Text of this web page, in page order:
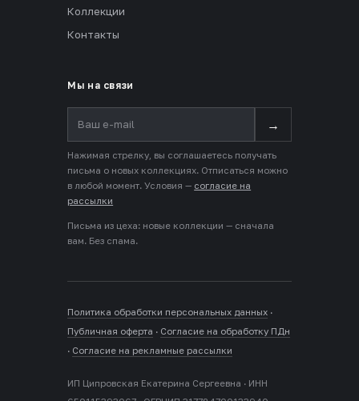
Коллекции
Контакты
Мы на связи
→
Нажимая стрелку, вы соглашаетесь получать
письма о новых коллекциях. Отписаться можно
в любой момент. Условия — согласие на
рассылки
Письма из цеха: новые коллекции — сначала
вам. Без спама.
Политика обработки персональных данных ·
Публичная оферта · Согласие на обработку ПДн
· Согласие на рекламные рассылки
ИП Ципровская Екатерина Сергеевна · ИНН